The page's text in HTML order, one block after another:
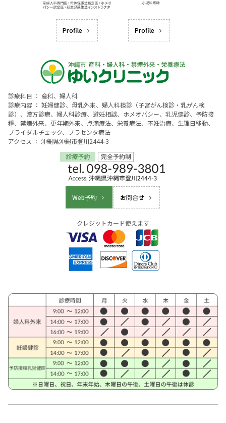
Profile Profile
診療科目 ： 産科、婦人科
診療内容 ： 妊婦健診、母乳外来、婦人科検診（子宮がん検診・乳がん検
診）、漢方診療、婦人科診療、避妊相談、ホメオパシー、乳児健診、予防接
種、禁煙外来、更年期外来、点滴療法、栄養療法、不妊治療、生理日移動、
ブライダルチェック、プラセンタ療法
アクセス ： 沖縄県沖縄市登川2444-3
Web予約 お問合せ
クレジットカード使えます